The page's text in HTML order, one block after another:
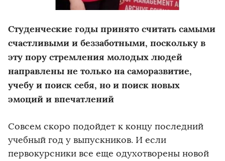
Студенческие годы принято считать самыми
счастливыми и беззаботными, поскольку в
эту пору стремления молодых людей
направлены не только на саморазвитие,
учебу и поиск себя, но и поиск новых
эмоций и впечатлений
Совсем скоро подойдет к концу последний
учебный год у выпускников. И если
первокурсники все еще одухотворены новой